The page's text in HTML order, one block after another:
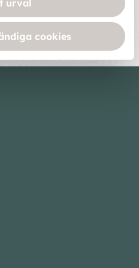
urval
cookies
mån av förmåga stötta
på miljön så väl som